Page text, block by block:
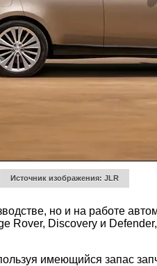
Источник изображения: JLR
но и на работе
Discovery и
имеющийся запас